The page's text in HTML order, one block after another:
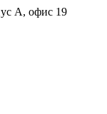
А, офис 19